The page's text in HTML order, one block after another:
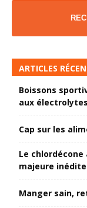
ARTICLES
Boissons
aux
Cap sur les
Le
majeure inédite
Manger sain,